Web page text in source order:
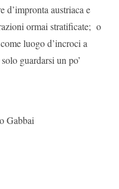
d’impronta austriaca e
ormai stratificate; o
luogo d’incroci a
guardarsi un po’
Gabbai